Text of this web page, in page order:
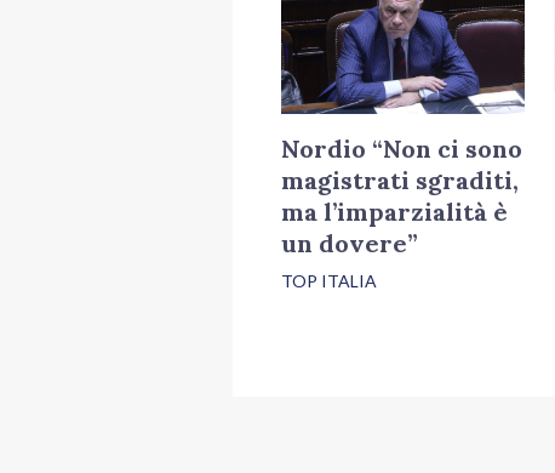
Nordio “Non ci sono
magistrati sgraditi,
ma l’imparzialità è
un dovere”
TOP ITALIA